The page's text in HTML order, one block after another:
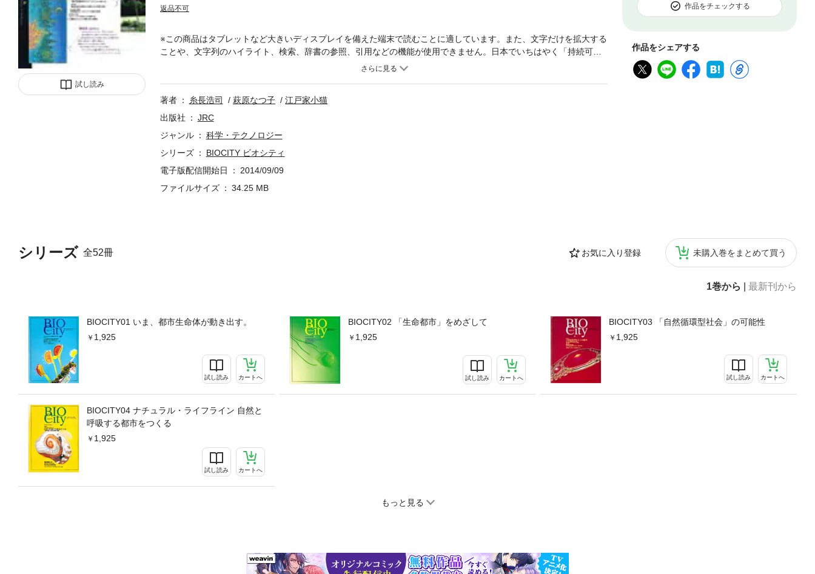
試し読み
返品不可 作品をチェックする
作品をシェアする
シリーズ 全52冊 お気に入り登録 未購入巻をまとめて買う
1巻から 最新刊から
BIOCITY01 いま、都市生命体が動き出す。
1,925
試し読み カートへ
BIOCITY02 「生命都市」をめざして
1,925
試し読み カートへ
BIOCITY03 「自然循環型社会」の可能性
1,925
試し読み カートへ
BIOCITY04 ナチュラル・ライフライン 自然と
呼吸する都市をつくる
1,925
試し読み カートへ
もっと見る
※この商品はタブレットなど大きいディスプレイを備えた端末で読むことに適しています。また、文字だけを拡大する
ことや、文字列のハイライト、検索、辞書の参照、引用などの機能が使用できません。日本でいちはやく「持続可能
な循環型社会」の重要性に注目し、1994年の創刊以来、世界中の最先端の研究や技術、思想、プロジェクトを紹介し
らは、総合監修者に糸長浩司教授（日本大学生物資源科学部）を迎え、よりラディカルで、実践的なソーシャル・デ
ザインのための提言をめざしています。
著者 糸長浩司 萩原なつ子
江戸家小猫
出版社
JRC
ジャンル
科学・テクノロジー
シリーズ
BIOCITY ビオシティ
電子版配信開始日
2014/09/09
ファイルサイズ
34.25 MB